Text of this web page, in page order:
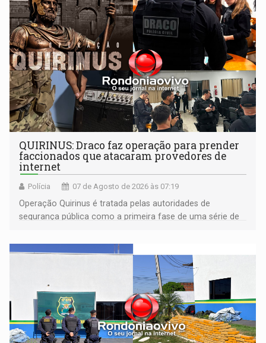
QUIRINUS: Draco faz operação para prender
faccionados que atacaram provedores de
internet
Polícia 07 de Agosto de 2026 às 07:19
Operação Quirinus é tratada pelas autoridades de
segurança pública como a primeira fase de uma série de